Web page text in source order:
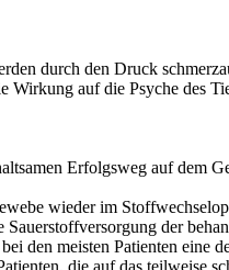
durch den Druck
auf die Psyche des
Erfolgsweg auf dem
wieder im
der
den meisten Patienten eine
die auf das teilweise